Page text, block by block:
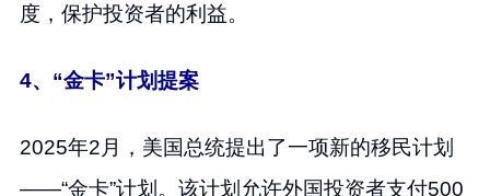
度，保护投资者的利益。
4、“金卡”计划提案
2025年2月，美国总统提出了一项新的移民计划
——“金卡”计划。该计划允许外国投资者支付500